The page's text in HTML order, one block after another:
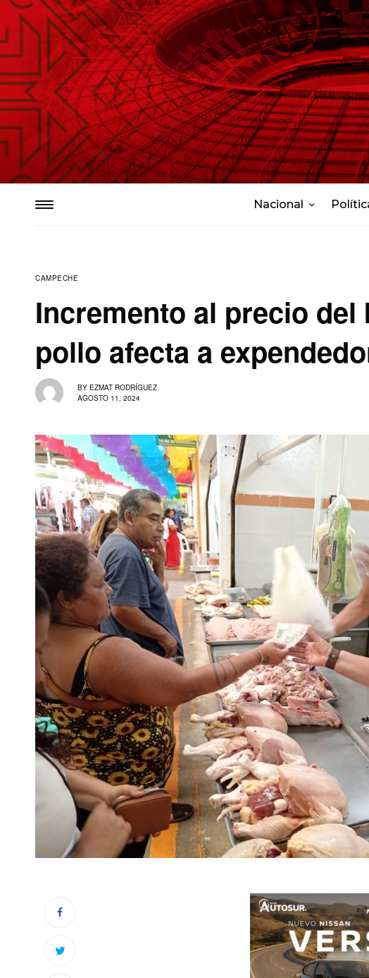
Nacional
CAMPECHE
Incremento al precio del
pollo afecta a
BY EZMAT RODRÍGUEZ
AGOSTO 11, 2024